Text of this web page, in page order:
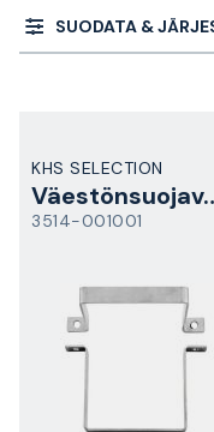
SUODATA &
KHS SELECTION
3514-001001